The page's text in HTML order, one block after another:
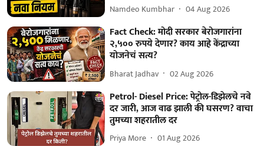
Namdeo Kumbhar 04 Aug 2026
Fact Check: मोदी सरकार बेरोजगारांना
२,५०० रुपये देणार? काय आहे केंद्राच्या
योजनेचं सत्य?
Bharat Jadhav 02 Aug 2026
Petrol- Diesel Price: पेट्रोल-डिझेलचे नवे
दर जारी, आज वाढ झाली की घसरण? वाचा
तुमच्या शहरातील दर
Priya More 01 Aug 2026